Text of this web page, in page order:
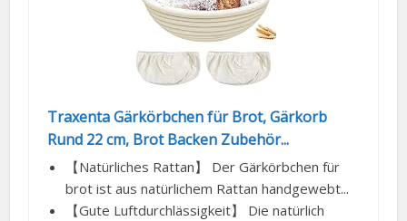
Traxenta Gärkörbchen für Brot, Gärkorb
Rund 22 cm, Brot Backen Zubehör...
【Natürliches Rattan】 Der Gärkörbchen für
brot ist aus natürlichem Rattan handgewebt...
【Gute Luftdurchlässigkeit】 Die natürlich